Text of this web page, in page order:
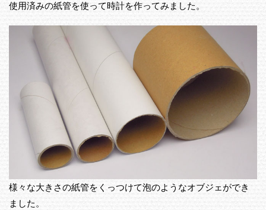
使用済みの紙管を使って時計を作ってみました。
様々な大きさの紙管をくっつけて泡のようなオブジェができ
ました。